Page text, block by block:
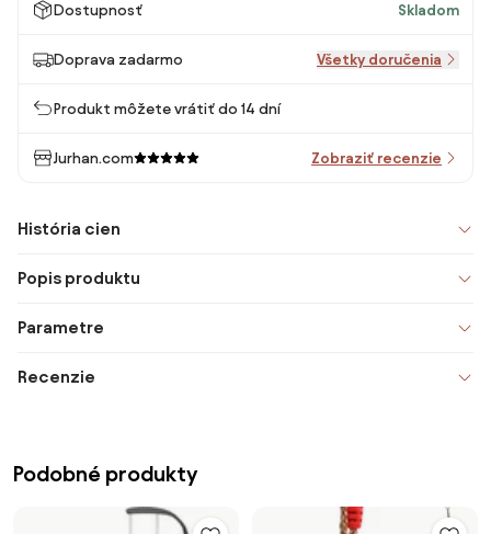
Dostupnosť Skladom
Doprava zadarmo Všetky doručenia
Produkt môžete vrátiť do 14 dní
Jurhan.com Zobraziť recenzie
História cien
Popis produktu
Parametre
Recenzie
Podobné produkty